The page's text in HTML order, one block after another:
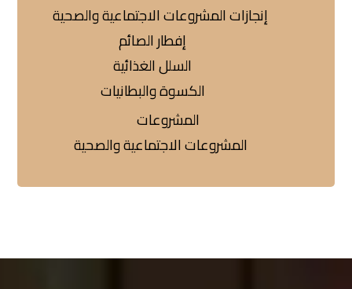
إنجازات المشروعات الاجتماعية والصحية
إفطار الصائم
السلل الغذائية
الكسوة والبطانيات
المشروعات
المشروعات الاجتماعية والصحية